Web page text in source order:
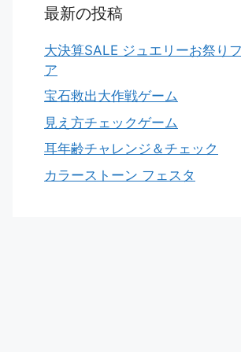
最新の投稿
大決算SALE ジュエリーお祭り
ア
宝石救出大作戦ゲーム
見え方チェックゲーム
耳年齢チャレンジ＆チェック
カラーストーン フェスタ